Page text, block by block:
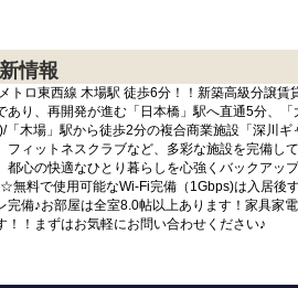
情報
トロ東西線 木場駅 徒歩6分！！新築高級分譲
あり、再開発が進む「日本橋」駅へ直通5分、
「木場」駅から徒歩2分の複合商業施設「深川
フィットネスクラブなど、多彩な施設を完備し
都心の快適なひとり暮らしを心強くバックアッ
無料で使用可能なWi-Fi完備（1Gbps)は入居後
完備♪お部屋は全室8.0帖以上あります！家具家
！！まずはお気軽にお問い合わせください♪